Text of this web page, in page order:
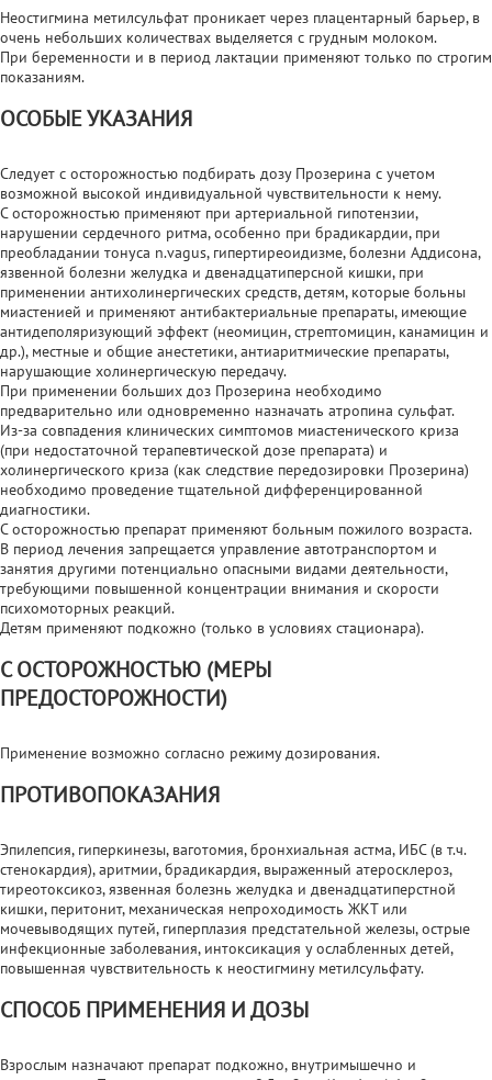
Неостигмина метилсульфат проникает через плацентарный барьер, в
очень небольших количествах выделяется с грудным молоком.
При беременности и в период лактации применяют только по строгим
показаниям.
ОСОБЫЕ УКАЗАНИЯ
Следует с осторожностью подбирать дозу Прозерина с учетом
возможной высокой индивидуальной чувствительности к нему.
С осторожностью применяют при артериальной гипотензии,
нарушении сердечного ритма, особенно при брадикардии, при
преобладании тонуса n.vagus, гипертиреоидизме, болезни Аддисона,
язвенной болезни желудка и двенадцатиперсной кишки, при
применении антихолинергических средств, детям, которые больны
миастенией и применяют антибактериальные препараты, имеющие
антидеполяризующий эффект (неомицин, стрептомицин, канамицин и
др.), местные и общие анестетики, антиаритмические препараты,
нарушающие холинергическую передачу.
При применении больших доз Прозерина необходимо
предварительно или одновременно назначать атропина сульфат.
Из-за совпадения клинических симптомов миастенического криза
(при недостаточной терапевтической дозе препарата) и
холинергического криза (как следствие передозировки Прозерина)
необходимо проведение тщательной дифференцированной
диагностики.
С осторожностью препарат применяют больным пожилого возраста.
В период лечения запрещается управление автотранспортом и
занятия другими потенциально опасными видами деятельности,
требующими повышенной концентрации внимания и скорости
психомоторных реакций.
Детям применяют подкожно (только в условиях стационара).
С ОСТОРОЖНОСТЬЮ (МЕРЫ
ПРЕДОСТОРОЖНОСТИ)
Применение возможно согласно режиму дозирования.
ПРОТИВОПОКАЗАНИЯ
Эпилепсия, гиперкинезы, ваготомия, бронхиальная астма, ИБС (в т.ч.
стенокардия), аритмии, брадикардия, выраженный атеросклероз,
тиреотоксикоз, язвенная болезнь желудка и двенадцатиперстной
кишки, перитонит, механическая непроходимость ЖКТ или
мочевыводящих путей, гиперплазия предстательной железы, острые
инфекционные заболевания, интоксикация у ослабленных детей,
повышенная чувствительность к неостигмину метилсульфату.
СПОСОБ ПРИМЕНЕНИЯ И ДОЗЫ
Взрослым назначают препарат подкожно, внутримышечно и